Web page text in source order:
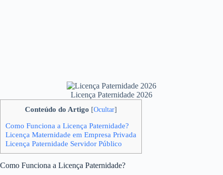
Licença Paternidade 2026
Conteúdo do Artigo [Ocultar]
Como Funciona a Licença Paternidade?
Licença Maternidade em Empresa Privada
Licença Paternidade Servidor Público
Como Funciona a Licença Paternidade?